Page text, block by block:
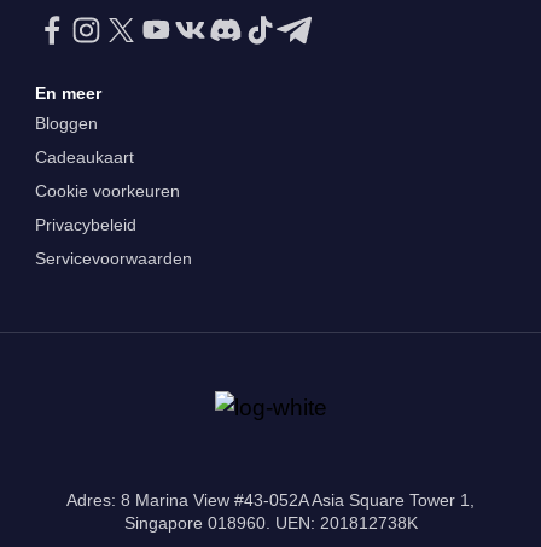
En meer
Bloggen
Cadeaukaart
Cookie voorkeuren
Privacybeleid
Servicevoorwaarden
Adres: 8 Marina View #43-052A Asia Square Tower 1,
Singapore 018960. UEN: 201812738K